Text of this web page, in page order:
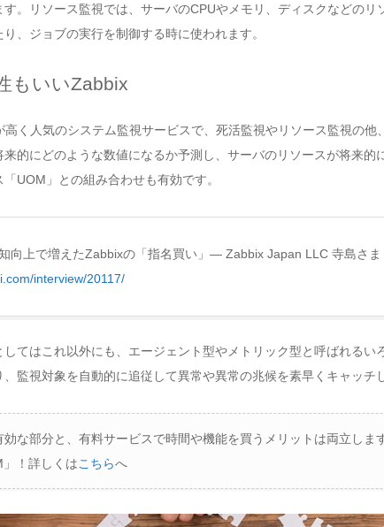
。リソース監視では、サーバのCPUやメモリ、ディスクなどの
、ジョブの実行を制御する時に使われます。
もいいZabbix
く人気のシステム監視サービスで、死活監視やリソース監視の
的にどのような数値になるか予測し、サーバのリソースが将来
UOM」との組み合わせも有効です。
知向上で増えたZabbixの「指名買い」― Zabbix Japan LLC 寺島さ
interview/20117/
てはこれ以外にも、エージェント型やメトリック型と呼ばれる
、監視対象を自動的に追従して異常や異常の兆候を素早くキャッチ
効な部分と、有料サービスで時間や機能を買うメリットは両立し
！詳しくはこちらへ